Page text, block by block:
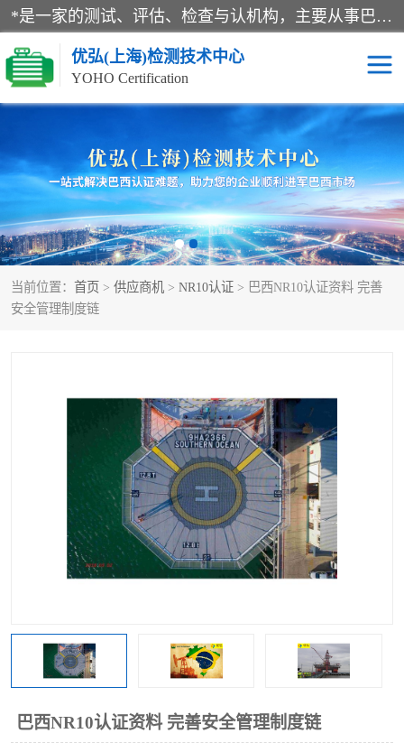
*是一家的测试、评估、检查与认机构，主要从事巴西NR10认证、NR12认证、NR13认证；ANATEL认证、INMTRO认证，欧盟CE认证：MD认证，PED认证，MID认证，ATEX认证，德国蓝色天使认证。
优弘(上海)检测技术中心
YOHO Certification
当前位置： 首页 > 供应商机 > NR10认证 > 巴西NR10认证资料 完善
安全管理制度链
巴西NR10认证资料 完善安全管理制度链
RECYCLASS认证 NR10认证
NR12认证 NR13认证
ART认证 巴西NR认证
巴西认证 RETIE认证